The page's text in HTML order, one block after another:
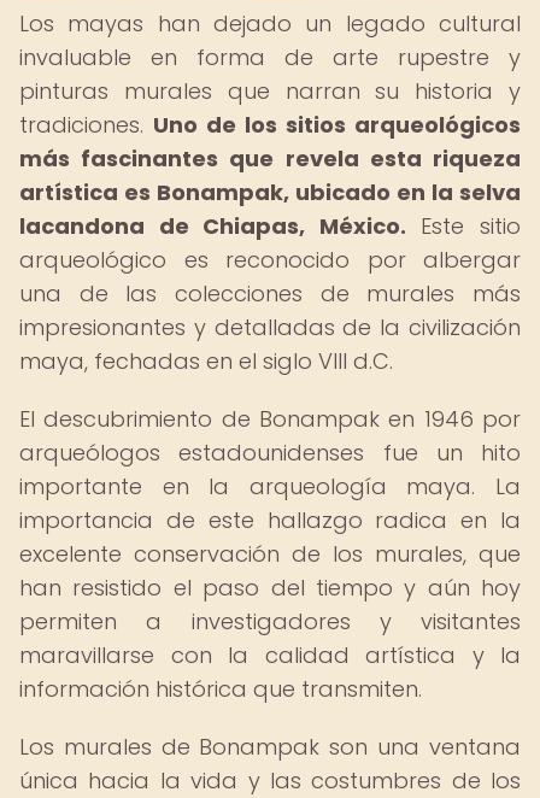
Los mayas han dejado un legado cultural
invaluable en forma de arte rupestre y
pinturas murales que narran su historia y
tradiciones. Uno de los sitios arqueológicos
más fascinantes que revela esta riqueza
artística es Bonampak, ubicado en la selva
lacandona de Chiapas, México. Este sitio
arqueológico es reconocido por albergar
una de las colecciones de murales más
impresionantes y detalladas de la civilización
maya, fechadas en el siglo VIII d.C.
El descubrimiento de Bonampak en 1946 por
arqueólogos estadounidenses fue un hito
importante en la arqueología maya. La
importancia de este hallazgo radica en la
excelente conservación de los murales, que
han resistido el paso del tiempo y aún hoy
permiten a investigadores y visitantes
maravillarse con la calidad artística y la
información histórica que transmiten.
Los murales de Bonampak son una ventana
única hacia la vida y las costumbres de los